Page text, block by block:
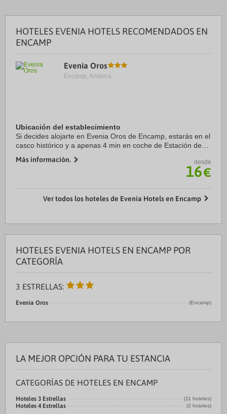
HOTELES EVENIA HOTELS RECOMENDADOS EN
ENCAMP
Evenia Oros
Encamp, Andorra.
Ubicación del establecimiento
Si decides alojarte en Evenia Oros de Encamp, estarás en el
casco histórico y a apenas 4 min en coche de Estación de
se encuentra a 6,9 km de ...
Más información. desde
16€
Ver todos los hoteles de Evenia Hotels en Encamp
HOTELES EVENIA HOTELS EN ENCAMP POR
CATEGORÍA
3 ESTRELLAS:
Evenia Oros (Encamp)
LA MEJOR OPCIÓN PARA TU ESTANCIA
CATEGORÍAS DE HOTELES EN ENCAMP
Hoteles 3 Estrellas (11 hoteles)
Hoteles 4 Estrellas (2 hoteles)